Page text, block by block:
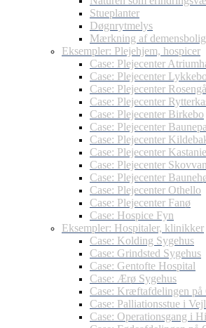
Stueplanter
Døgnrytmelys
Mærkning af
Eksempler: Plejehjem, hospicer
Case: Plejecenter
Case: Plejecenter Lykkebo
Case: Plejecenter
Case: Plejecenter
Case: Plejecenter Birkebo
Case: Plejecenter
Case: Plejecenter
Case: Plejecenter
Case: Plejecenter
Case: Plejecenter
Case: Plejecenter Othello
Case: Plejecenter Fanø
Case: Hospice Fyn
Eksempler: Hospitaler, klinikker
Case: Kolding Sygehus
Case: Grindsted Sygehus
Case: Gentofte Hospital
Case: Ærø Sygehus
Case: Kræftafdelingen
Case: Palliationsstue i
Case: Operationsgang i